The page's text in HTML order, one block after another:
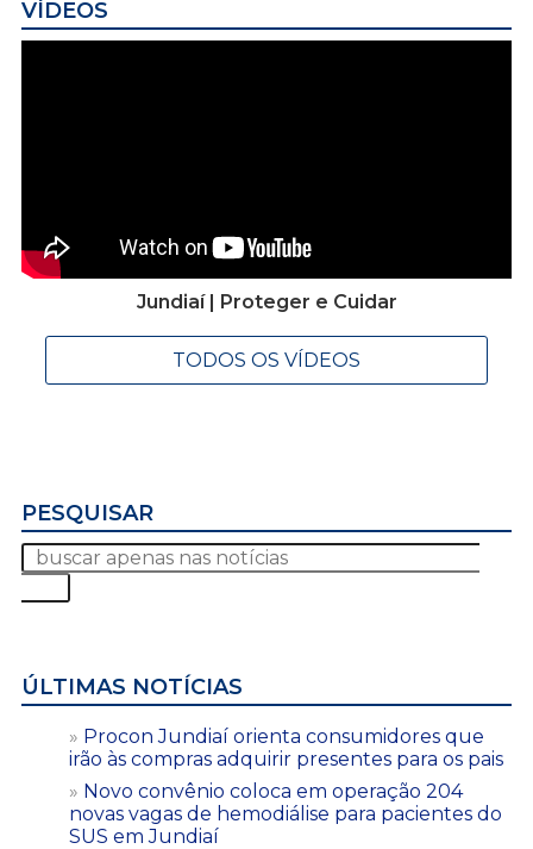
VÍDEOS
Jundiaí | Proteger e Cuidar
TODOS OS VÍDEOS
PESQUISAR
ÚLTIMAS NOTÍCIAS
Procon Jundiaí orienta consumidores que
irão às compras adquirir presentes para os pais
Novo convênio coloca em operação 204
novas vagas de hemodiálise para pacientes do
SUS em Jundiaí